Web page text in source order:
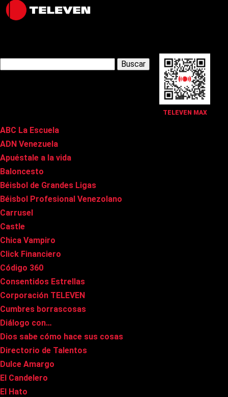
TELEVEN MAX
Latest Posts
ABC La Escuela
ADN Venezuela
Apuéstale a la vida
Baloncesto
Béisbol de Grandes Ligas
Béisbol Profesional Venezolano
Carrusel
Castle
Chica Vampiro
Click Financiero
Código 360
Consentidos Estrellas
Corporación TELEVEN
Cumbres borrascosas
Diálogo con…
Dios sabe cómo hace sus cosas
Directorio de Talentos
Dulce Amargo
El Candelero
El Hato